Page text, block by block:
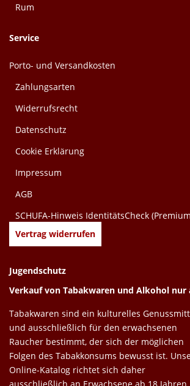
Rum
Service
Porto- und Versandkosten
Zahlungsarten
Widerrufsrecht
Datenschutz
Cookie Erklärung
Impressum
AGB
SCHUFA-Hinweis IdentitätsCheck
Vertrag widerrufen
Jugendschutz
Verkauf von Tabakwaren und Alkohol nur
Tabakwaren sind ein kulturelles
und ausschließlich für den erwachsenen
Raucher bestimmt, der sich der möglichen
Folgen des Tabakkonsums bewusst ist.
Online-Katalog richtet sich daher